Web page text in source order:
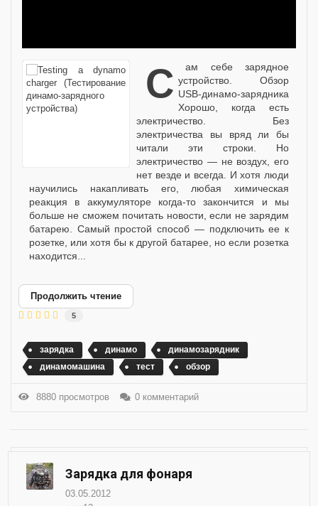
Cам себе зарядное устройство. Обзор
USB-динамо-зарядника
Хорошо, когда есть
электричество. Без
электричества вы вряд ли бы
читали эти строки. Но
электричество — не воздух, его
нет везде и всегда. И хотя люди
научились накапливать его, любая химическая
реакция в аккумуляторе когда-то закончится и мы
больше не сможем почитать новости, если не зарядим
батарею. Самый простой способ — подключить ее к
розетке, или хотя бы к другой батарее, но если розетка
находится...
Продолжить чтение
5
зарядка динамо
динамозарядник
динамомашина
тест обзор
8880 просмотров 0 комментарий
Зарядка для фонаря
03.05.2012